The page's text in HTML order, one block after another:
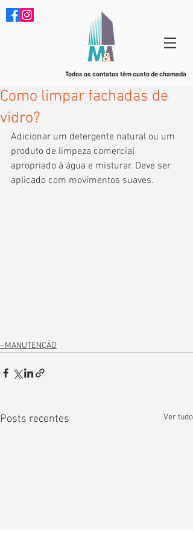
Todos os contatos têm custo de chamada
Como limpar fachadas de
vidro?
Adicionar um detergente natural ou um
produto de limpeza comercial
apropriado à água e misturar. Deve ser
aplicado com movimentos suaves.
- MANUTENÇÃO
Posts recentes Ver tudo